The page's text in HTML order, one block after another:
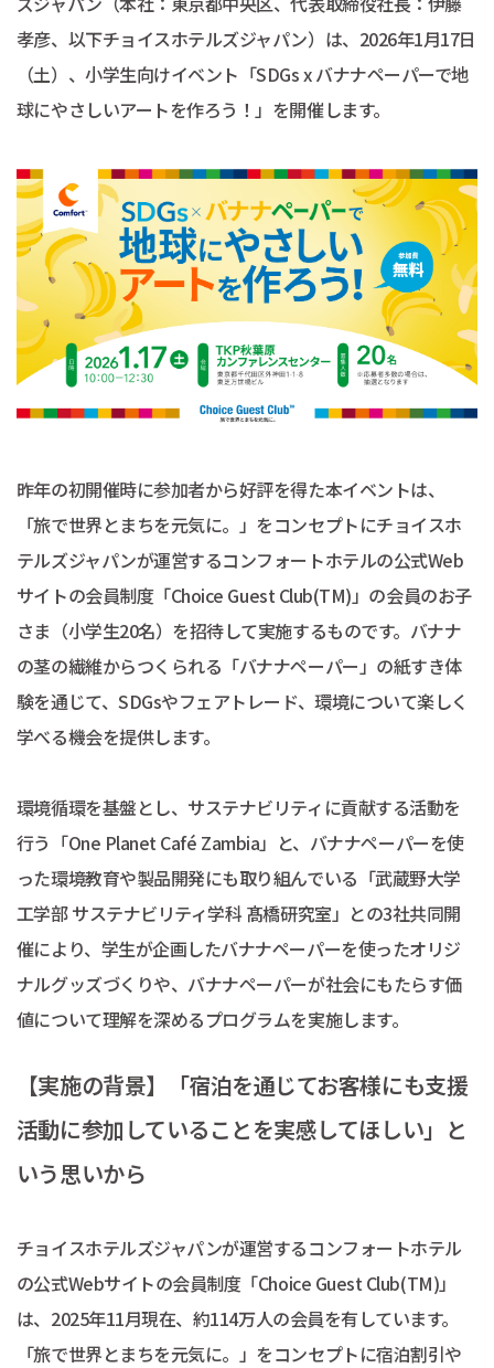
孝彦、以下チョイスホテルズジャパン）は、2026年1月17日
（土）、小学生向けイベント「SDGs x バナナペーパーで地
球にやさしいアートを作ろう！」を開催します。
昨年の初開催時に参加者から好評を得た本イベントは、
「旅で世界とまちを元気に。」をコンセプトにチョイスホ
テルズジャパンが運営するコンフォートホテルの公式Web
サイトの会員制度「Choice Guest Club(TM)」の会員のお子
さま（小学生20名）を招待して実施するものです。バナナ
の茎の繊維からつくられる「バナナペーパー」の紙すき体
験を通じて、SDGsやフェアトレード、環境について楽しく
学べる機会を提供します。
環境循環を基盤とし、サステナビリティに貢献する活動を
行う「One Planet Café Zambia」と、バナナペーパーを使
った環境教育や製品開発にも取り組んでいる「武蔵野大学
工学部 サステナビリティ学科 髙橋研究室」との3社共同開
催により、学生が企画したバナナペーパーを使ったオリジ
ナルグッズづくりや、バナナペーパーが社会にもたらす価
値について理解を深めるプログラムを実施します。
【実施の背景】「宿泊を通じてお客様にも支援
活動に参加していることを実感してほしい」と
いう思いから
チョイスホテルズジャパンが運営するコンフォートホテル
の公式Webサイトの会員制度「Choice Guest Club(TM)」
は、2025年11月現在、約114万人の会員を有しています。
「旅で世界とまちを元気に。」をコンセプトに宿泊割引や